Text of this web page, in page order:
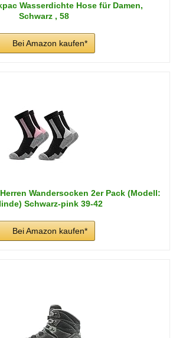
Wasserdichte Hose für Damen,
Schwarz , 58
Bei Amazon kaufen*
Wandersocken 2er Pack (Modell:
Schwarz-pink 39-42
Bei Amazon kaufen*